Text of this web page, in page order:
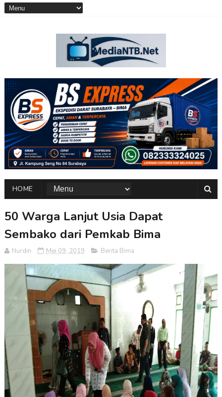
HOME
50 Warga Lanjut Usia Dapat
Sembako dari Pemkab Bima
Nurdin Mei 09, 2019 Berita Bima